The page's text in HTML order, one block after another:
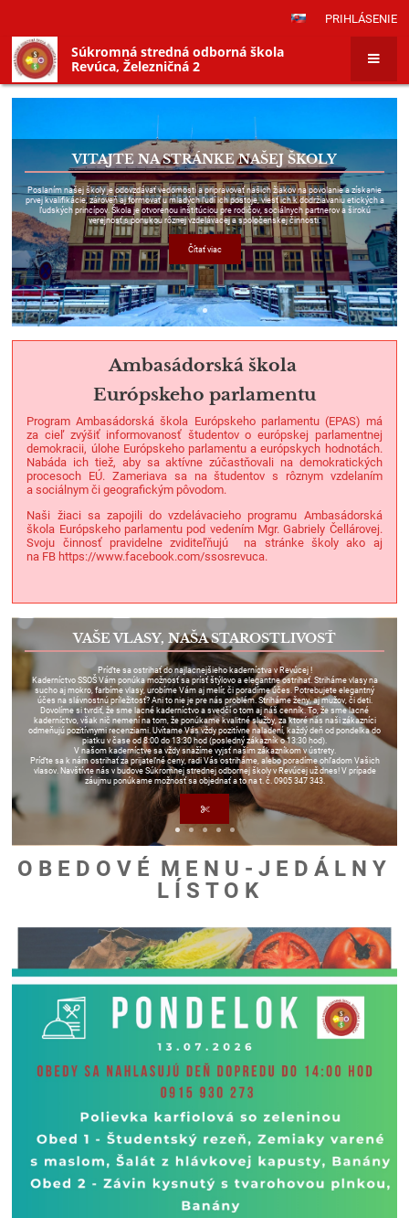
PRIHLÁSENIE
Súkromná stredná odborná škola
Revúca, Železničná 2
VITAJTE NA STRÁNKE NAŠEJ ŠKOLY
Poslaním našej školy je odovzdávať vedomosti a pripravovať našich žiakov na povolanie a získanie
prvej kvalifikácie, zároveň aj formovať u mladých ľudí ich postoje, viesť ich k dodržiavaniu etických a
ľudských princípov. Škola je otvorenou inštitúciou pre rodičov, sociálnych partnerov a širokú
verejnosť s ponukou rôznej vzdelávacej a spoločenskej činnosti.
Čítať viac
Ambasádorská škola
Európskeho parlamentu
Program Ambasádorská škola Európskeho parlamentu (EPAS) má
za cieľ zvýšiť informovanosť študentov o európskej parlamentnej
demokracii, úlohe Európskeho parlamentu a európskych hodnotách.
Nabáda ich tiež, aby sa aktívne zúčastňovali na demokratických
procesoch EÚ. Zameriava sa na študentov s rôznym vzdelaním
a sociálnym či geografickým pôvodom.
Naši žiaci sa zapojili do vzdelávacieho programu Ambasádorská
škola Európskeho parlamentu pod vedením Mgr. Gabriely Čellárovej.
Svoju činnosť pravidelne zviditeľňujú na stránke školy ako aj
na FB https://www.facebook.com/ssosrevuca.
VAŠE VLASY, NAŠA STAROSTLIVOSŤ
Príďte sa ostrihať do najlacnejšieho kaderníctva v Revúcej !
Kaderníctvo SSOŠ Vám ponúka možnosť sa prísť štýlovo a elegantne ostrihať. Striháme vlasy na
sucho aj mokro, farbíme vlasy, urobíme Vám aj melír, či poradíme účes. Potrebujete elegantný
účes na slávnostnú príležitosť? Ani to nie je pre nás problém. Striháme ženy, aj mužov, či deti.
Dovolíme si tvrdiť, že sme lacné kaderníctvo a svedčí o tom aj náš cenník. To, že sme lacné
kaderníctvo, však nič nemení na tom, že ponúkame kvalitné služby, za ktoré nás naši zákazníci
odmeňujú pozitívnymi recenziami. Uvítame Vás vždy pozitívne naladení, každý deň od pondelka do
piatku v čase od 8:00 do 13:30 hod (posledný zákazník o 13:30 hod).
V našom kaderníctve sa vždy snažíme vyjsť našim zákazníkom v ústrety.
Príďte sa k nám ostrihať za prijateľné ceny, radi Vás ostriháme, alebo poradíme ohľadom Vašich
vlasov. Navštívte nás v budove Súkromnej strednej odbornej školy v Revúcej už dnes! V prípade
záujmu ponúkame možnosť sa objednať a to na t. č. 0905 347 343.
O B E D O V É M E N U - J E D Á L N Y
L Í S T O K